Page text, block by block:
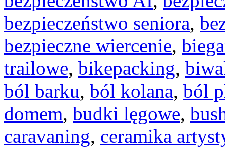
bezpieczeństwo seniora,
bezpieczne wiercenie,
trailowe, bikepacking,
ból barku, ból kolana, ból
domem, budki lęgowe,
caravaning, ceramika